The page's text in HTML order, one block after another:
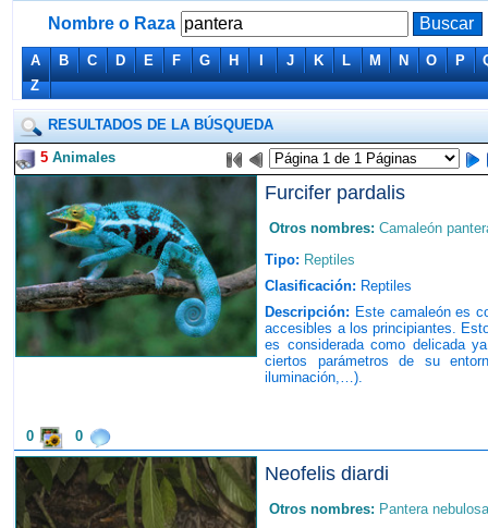
Nombre o Raza
A B C D E F G H I J K L M N O P
Z
RESULTADOS DE LA BÚSQUEDA
5 Animales
Furcifer pardalis
Otros nombres: Camaleón
Tipo: Reptiles
Clasificación: Reptiles
Descripción: Este camaleón es
accesibles a los principiantes.
es considerada como delicada
ciertos parámetros de su
iluminación,…).
0 0
Neofelis diardi
Otros nombres: Pantera